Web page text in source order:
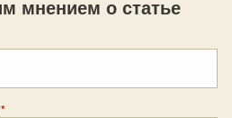
мнением о статье
*